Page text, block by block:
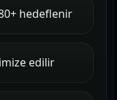
hedeflenir
edilir